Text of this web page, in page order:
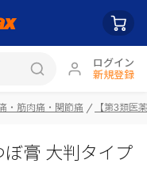
ログイン
新規登録
・筋肉痛・関節痛 【第3類医
ぼ膏 大判タイプ